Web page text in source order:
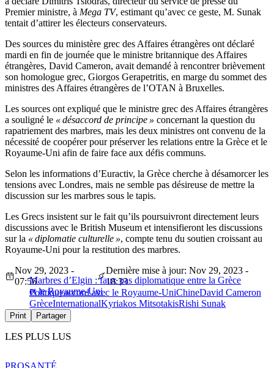
Premier ministre, à Mega TV, estimant qu’avec ce geste, M. Sunak
tentait d’attirer les électeurs conservateurs.
Des sources du ministère grec des Affaires étrangères ont déclaré
mardi en fin de journée que le ministre britannique des Affaires
étrangères, David Cameron, avait demandé à rencontrer brièvement
son homologue grec, Giorgos Gerapetritis, en marge du sommet des
ministres des Affaires étrangères de l’OTAN à Bruxelles.
Les sources ont expliqué que le ministre grec des Affaires étrangères
a souligné le « désaccord de principe » concernant la question du
rapatriement des marbres, mais les deux ministres ont convenu de la
nécessité de coopérer pour préserver les relations entre la Grèce et le
Royaume-Uni afin de faire face aux défis communs.
Selon les informations d’Euractiv, la Grèce cherche à désamorcer les
tensions avec Londres, mais ne semble pas désireuse de mettre la
discussion sur les marbres sous le tapis.
Les Grecs insistent sur le fait qu’ils poursuivront directement leurs
discussions avec le British Museum et intensifieront les discussions
sur la « diplomatie culturelle », compte tenu du soutien croissant au
Royaume-Uni pour la restitution des marbres.
Marbres d’Elgin : faux pas diplomatique entre la Grèce
et le Royaume-Uni
Nov 29, 2023 -
07:56
Dernière mise à jour: Nov 29, 2023 -
18:33
Politiqueaccord avec le Royaume-UniChineDavid Cameron
GrèceInternationalKyriakos MitsotakisRishi Sunak
Print Partager
LES PLUS LUS